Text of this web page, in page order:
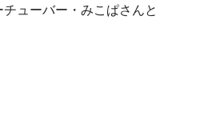
ューバー・みこぱさんと